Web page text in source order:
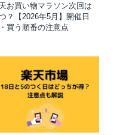
お買い物マラソン次回は
？【2026年5月】開催日
買う順番の注意点